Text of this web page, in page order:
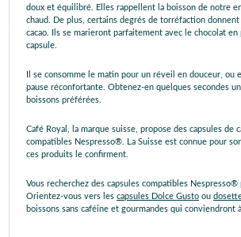
doux et équilibré. Elles rappellent la boisson de notre
chaud. De plus, certains degrés de torréfaction donnent
cacao. Ils se marieront parfaitement avec le chocolat en
capsule.
Il se consomme le matin pour un réveil en douceur, ou
pause réconfortante. Obtenez-en quelques secondes
boissons préférées.
Café Royal, la marque suisse, propose des capsules de
compatibles Nespresso®. La Suisse est connue pour
ces produits le confirment.
Vous recherchez des capsules compatibles Nespresso®
Orientez-vous vers les capsules Dolce Gusto ou
boissons sans caféine et gourmandes qui conviendront